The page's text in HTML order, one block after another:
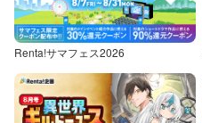
Renta!サマフェス2026